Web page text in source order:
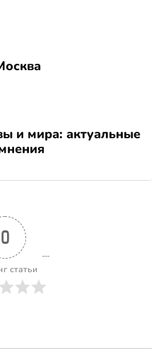
и мира: актуальные
0
статьи